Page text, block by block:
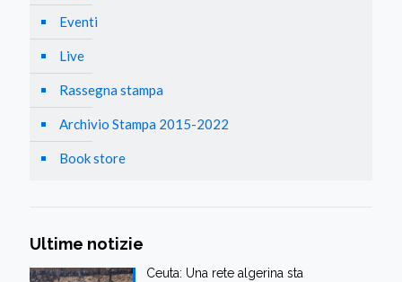
Eventi
Live
Rassegna stampa
Archivio Stampa 2015-2022
Book store
Ultime notizie
Ceuta: Una rete algerina sta